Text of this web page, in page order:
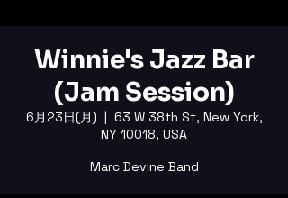
Winnie's Jazz Bar
(Jam Session)
6月23日(月)
  |
63 W 38th St, New York,
NY 10018, USA
Marc Devine Band